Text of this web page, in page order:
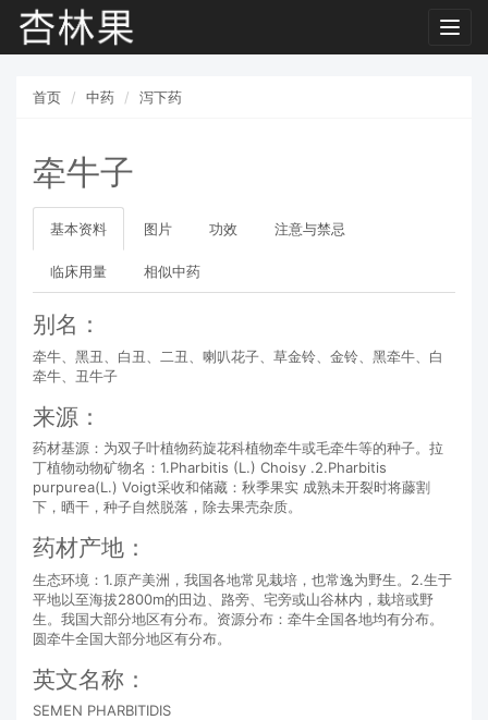
首页 中药 泻下药
牵牛子
基本资料 图片 功效 注意与禁忌
临床用量 相似中药
别名：
牵牛、黑丑、白丑、二丑、喇叭花子、草金铃、金铃、黑牵牛、白
牵牛、丑牛子
来源：
药材基源：为双子叶植物药旋花科植物牵牛或毛牵牛等的种子。拉
丁植物动物矿物名：1.Pharbitis (L.) Choisy .2.Pharbitis
purpurea(L.) Voigt采收和储藏：秋季果实 成熟未开裂时将藤割
下，晒干，种子自然脱落，除去果壳杂质。
药材产地：
生态环境：1.原产美洲，我国各地常见栽培，也常逸为野生。2.生于
平地以至海拔2800m的田边、路旁、宅旁或山谷林内，栽培或野
生。我国大部分地区有分布。资源分布：牵牛全国各地均有分布。
圆牵牛全国大部分地区有分布。
英文名称：
SEMEN PHARBITIDIS